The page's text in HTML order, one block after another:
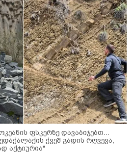
ფსკერზე დავაბიჯებთ...
ქვეშ გადის რღვევა,
აქტიურია"